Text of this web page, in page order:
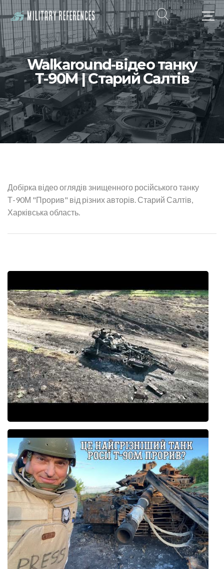
Walkaround-відео танку
Т-90М | Старий Салтів
Добірка відео оглядів знищенного російського танку
Т-90М "Прорив" від різних авторів. Старий Салтів,
Харківська область.